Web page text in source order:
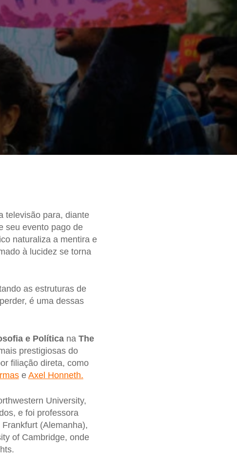
televisão para, diante
seu evento pago de
naturaliza a mentira e
à lucidez se torna
as estruturas de
é uma dessas
e Políticana The
prestigiosas do
filiação direta, como
e Axel Honneth.
University,
e foi professora
(Alemanha),
of Cambridge, onde